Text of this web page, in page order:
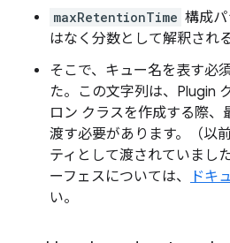
maxRetentionTime 構成
はなく分数として解釈され
そこで、キュー名を表す必
た。この文字列は、Plugin
ロン クラスを作成する際、
渡す必要があります。（以
ティとして渡されていまし
ーフェスについては、
ドキ
い。